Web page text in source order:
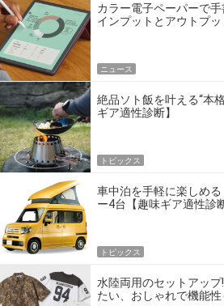
カラー電子ペーパーで
インプットとアウトプ
ニュース
絶品ソト飯を叶える“本
ギア適性診断】
トピックス
車中泊を手軽に楽しめ
ー4台【趣味ギア適性診
トピックス
水陸両用のセットアッ
たい、おしゃれで機能